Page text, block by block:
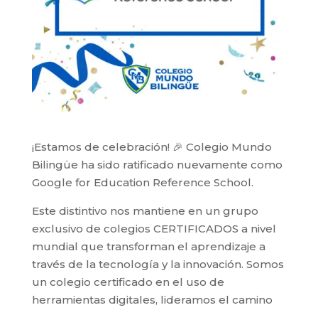
¡Estamos de celebración! 🎉 Colegio Mundo
Bilingüe ha sido ratificado nuevamente como
Google for Education Reference School.
Este distintivo nos mantiene en un grupo
exclusivo de colegios CERTIFICADOS a nivel
mundial que transforman el aprendizaje a
través de la tecnología y la innovación. Somos
un colegio certificado en el uso de
herramientas digitales, lideramos el camino